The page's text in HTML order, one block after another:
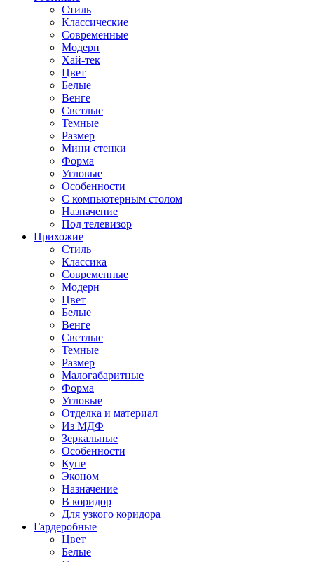
Стиль
Классические
Современные
Модерн
Хай-тек
Цвет
Белые
Венге
Светлые
Темные
Размер
Мини стенки
Форма
Угловые
Особенности
С компьютерным столом
Назначение
Под телевизор
Прихожие
Стиль
Классика
Современные
Модерн
Цвет
Белые
Венге
Светлые
Темные
Размер
Малогабаритные
Форма
Угловые
Отделка и материал
Из МДФ
Зеркальные
Особенности
Купе
Эконом
Назначение
В коридор
Для узкого коридора
Гардеробные
Цвет
Белые